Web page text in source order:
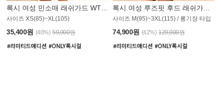
사이즈 XS(85)~XL(105)
35,400원 (40%) 59,000원
사이즈 M(95)~3XL(115) / 롱기장 타입
74,900원 (42%) 129,000원